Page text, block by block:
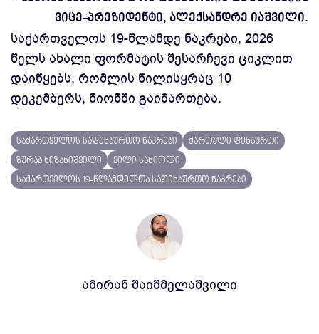
ვიცე-პრეზიდენტი, ალექსანდრე იაშვილი.
საქართველოს 19-წლამდე ნაკრები, 2026
წელს ახალი ფორმატის შესარჩევი ციკლით
დაიწყებს, რომლის წილისყრაც 10
დეკემბერს, ნიონში გაიმართება.
საქართველოს საფეხბურთო ნაკრები
ქართული ფეხბურთი
ზურაბ ხიზანიშვილი
ვილი სანიოლი
საქართველოს 19-წლამდელთა საფეხბურთო ნაკრები
ამირან შაიშმელაშვილი